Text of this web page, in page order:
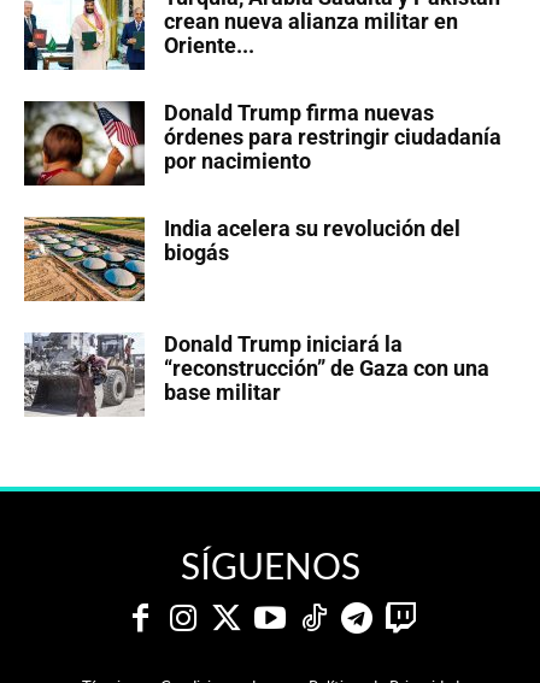
crean nueva alianza militar en
Oriente...
Donald Trump firma nuevas
órdenes para restringir ciudadanía
por nacimiento
India acelera su revolución del
biogás
Donald Trump iniciará la
“reconstrucción” de Gaza con una
base militar
SÍGUENOS